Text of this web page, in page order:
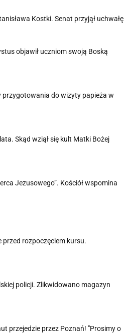
Kostki. Senat przyjął uchwałę
objawił uczniom swoją Boską
przygotowania do wizyty papieża w
Skąd wziął się kult Matki Bożej
Jezusowego”. Kościół wspomina
przed rozpoczęciem kursu.
policji. Zlikwidowano magazyn
przejedzie przez Poznań! "Prosimy o